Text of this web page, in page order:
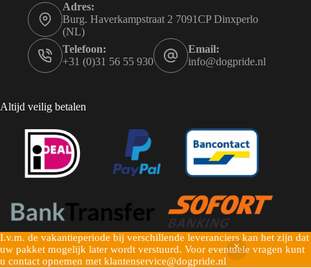
I.v.m. de vakantieperiode bij verschillende leveranciers kan het zijn dat
uw pakket mogelijk later wordt verstuurd. Voor eventuele vragen kunt
u contact opnemen met klantenservice@dogpride.nl
Adres:
Burg. Haverkampstraat 2 7091CP Dinxperlo
(NL)
Telefoon:
+31 (0)31 56 55 930
Email:
info@dogpride.nl
Altijd veilig betalen
Copyright © 2026 Dogpride NL - Mogelijk gemaakt door